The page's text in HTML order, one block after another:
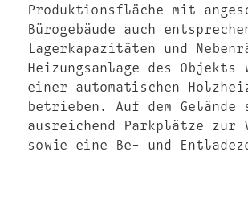
Produktionsfläche mit
Bürogebäude auch
Lagerkapazitäten und
Heizungsanlage des Objekts
einer automatischen
betrieben. Auf dem Gelände
ausreichend Parkplätze zur
sowie eine Be- und